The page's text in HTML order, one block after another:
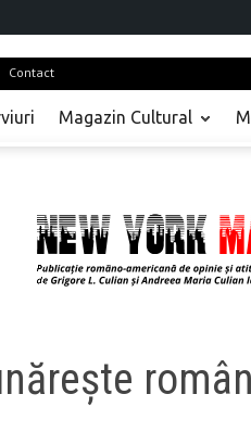
Contact
Magazin Cultural